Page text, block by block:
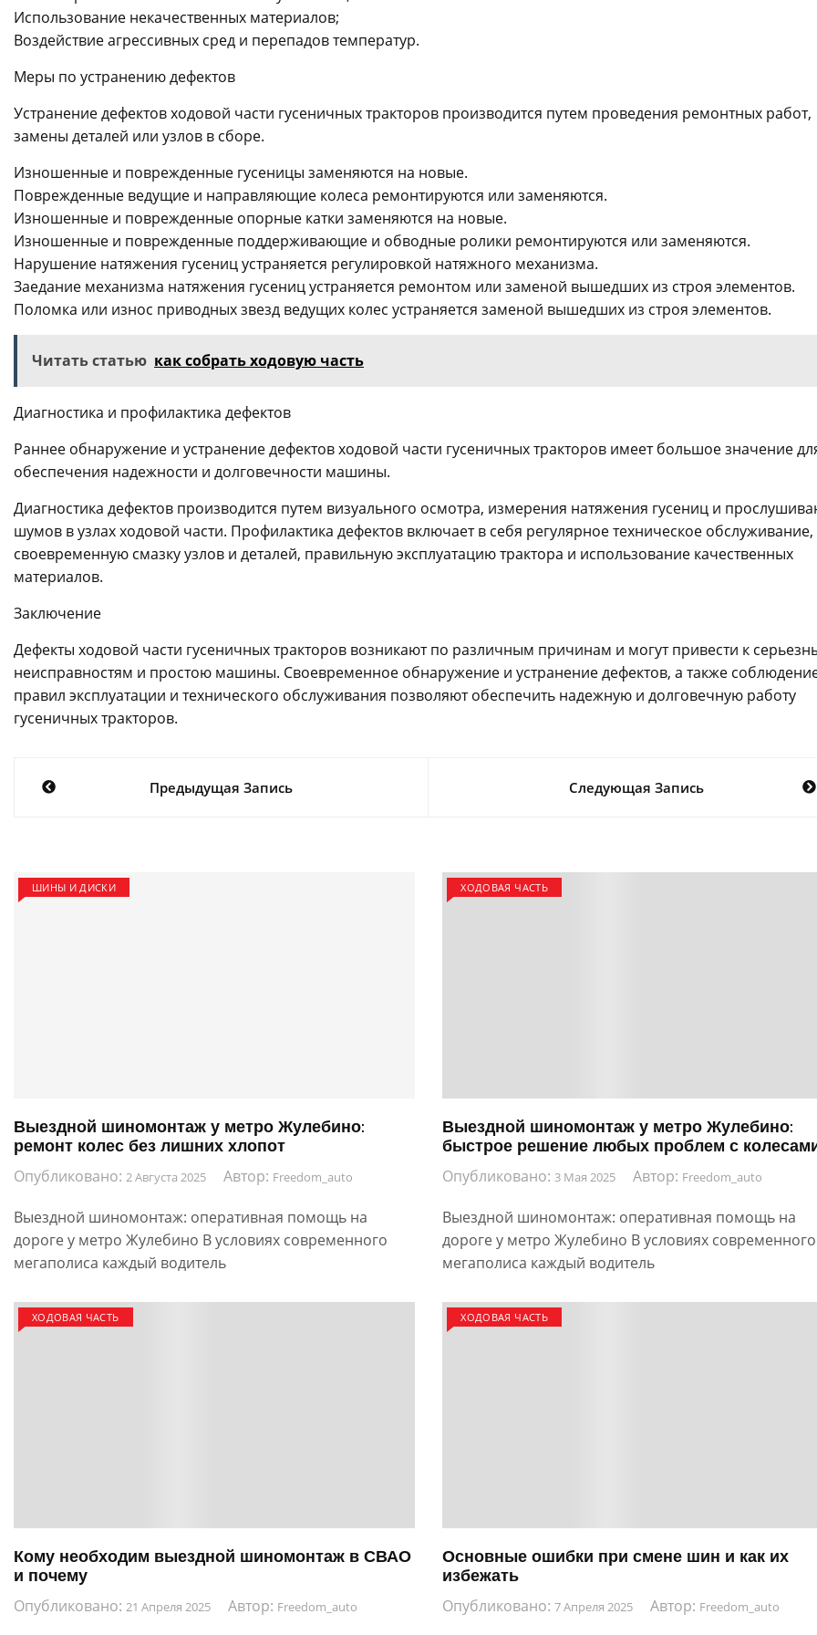
Использование некачественных материалов;
Воздействие агрессивных сред и перепадов температур.
Меры по устранению дефектов
Устранение дефектов ходовой части гусеничных тракторов производится путем проведения ремонтных работ,
замены деталей или узлов в сборе.
Изношенные и поврежденные гусеницы заменяются на новые.
Поврежденные ведущие и направляющие колеса ремонтируются или заменяются.
Изношенные и поврежденные опорные катки заменяются на новые.
Изношенные и поврежденные поддерживающие и обводные ролики ремонтируются или заменяются.
Нарушение натяжения гусениц устраняется регулировкой натяжного механизма.
Заедание механизма натяжения гусениц устраняется ремонтом или заменой вышедших из строя элементов.
Поломка или износ приводных звезд ведущих колес устраняется заменой вышедших из строя элементов.
Читать статью как собрать ходовую часть
Диагностика и профилактика дефектов
Раннее обнаружение и устранение дефектов ходовой части гусеничных тракторов имеет большое значение
обеспечения надежности и долговечности машины.
Диагностика дефектов производится путем визуального осмотра, измерения натяжения гусениц и
шумов в узлах ходовой части. Профилактика дефектов включает в себя регулярное техническое обслуживание,
своевременную смазку узлов и деталей, правильную эксплуатацию трактора и использование качественных
материалов.
Заключение
Дефекты ходовой части гусеничных тракторов возникают по различным причинам и могут привести к
неисправностям и простою машины. Своевременное обнаружение и устранение дефектов, а также
правил эксплуатации и технического обслуживания позволяют обеспечить надежную и долговечную работу
гусеничных тракторов.
НавигацияПредыдущая Запись Следующая Запись
ШИНЫ И ДИСКИ
Выездной шиномонтаж у метро Жулебино:
ремонт колес без лишних хлопот
Опубликовано: 2 Августа 2025 Автор: Freedom_auto
Выездной шиномонтаж: оперативная помощь на
дороге у метро Жулебино В условиях современного
мегаполиса каждый водитель
ХОДОВАЯ ЧАСТЬ
Выездной шиномонтаж у метро Жулебино:
быстрое решение любых проблем с
Опубликовано: 3 Мая 2025 Автор: Freedom_auto
Выездной шиномонтаж: оперативная помощь на
дороге у метро Жулебино В условиях современного
мегаполиса каждый водитель
ХОДОВАЯ ЧАСТЬ
Кому необходим выездной шиномонтаж в СВАО
и почему
Опубликовано: 21 Апреля 2025 Автор: Freedom_auto
ХОДОВАЯ ЧАСТЬ
Основные ошибки при смене шин и как их
избежать
Опубликовано:7 Апреля 2025 Автор: Freedom_auto